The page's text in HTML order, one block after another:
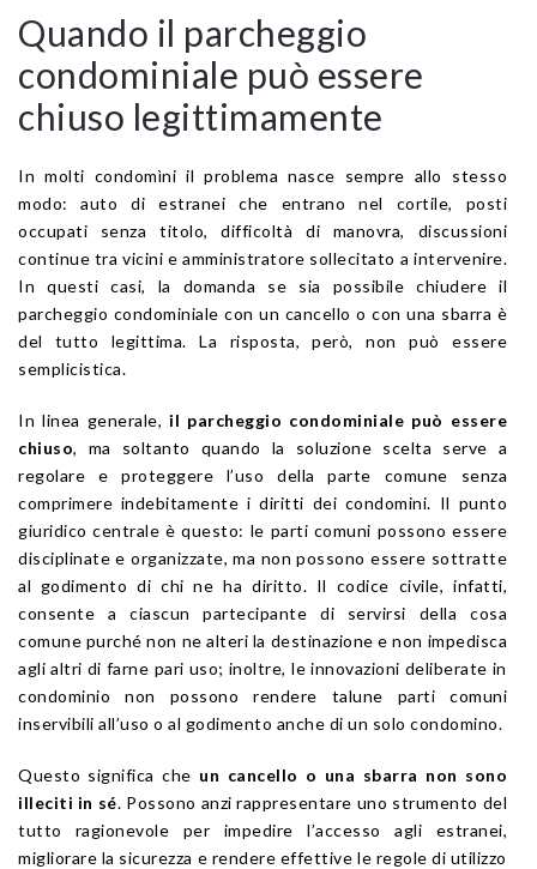
Quando il parcheggio
condominiale può essere
chiuso legittimamente
In molti condomìni il problema nasce sempre allo stesso
modo: auto di estranei che entrano nel cortile, posti
occupati senza titolo, difficoltà di manovra, discussioni
continue tra vicini e amministratore sollecitato a intervenire.
In questi casi, la domanda se sia possibile chiudere il
parcheggio condominiale con un cancello o con una sbarra è
del tutto legittima. La risposta, però, non può essere
semplicistica.
In linea generale, il parcheggio condominiale può essere
chiuso, ma soltanto quando la soluzione scelta serve a
regolare e proteggere l’uso della parte comune senza
comprimere indebitamente i diritti dei condomini. Il punto
giuridico centrale è questo: le parti comuni possono essere
disciplinate e organizzate, ma non possono essere sottratte
al godimento di chi ne ha diritto. Il codice civile, infatti,
consente a ciascun partecipante di servirsi della cosa
comune purché non ne alteri la destinazione e non impedisca
agli altri di farne pari uso; inoltre, le innovazioni deliberate in
condominio non possono rendere talune parti comuni
inservibili all’uso o al godimento anche di un solo condomino.
Questo significa che un cancello o una sbarra non sono
illeciti in sé. Possono anzi rappresentare uno strumento del
tutto ragionevole per impedire l’accesso agli estranei,
migliorare la sicurezza e rendere effettive le regole di utilizzo